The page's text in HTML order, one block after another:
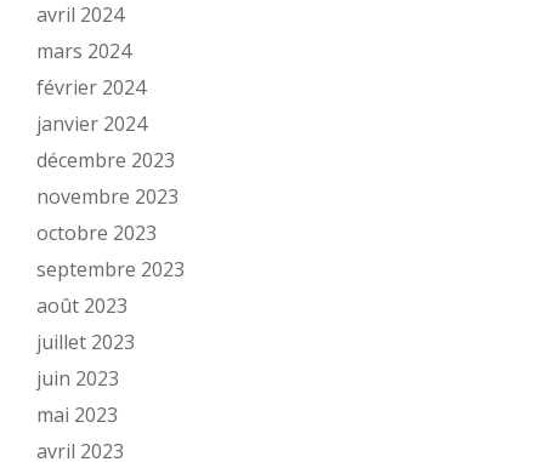
avril 2024
mars 2024
février 2024
janvier 2024
décembre 2023
novembre 2023
octobre 2023
septembre 2023
août 2023
juillet 2023
juin 2023
mai 2023
avril 2023